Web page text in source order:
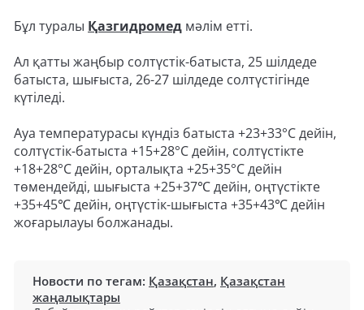
Бұл туралы Қазгидромед мәлім етті.
Ал қатты жаңбыр солтүстік-батыста, 25 шілдеде
батыста, шығыста, 26-27 шілдеде солтүстігінде
күтіледі.
Ауа температурасы күндіз батыста +23+33°С дейін,
солтүстік-батыста +15+28°С дейін, солтүстікте
+18+28°С дейін, орталықта +25+35°С дейін
төмендейді, шығыста +25+37℃ дейін, оңтүстікте
+35+45℃ дейін, оңтүстік-шығыста +35+43℃ дейін
жоғарылауы болжанады.
Новости по тегам: Қазақстан, Қазақстан
жаңалықтары